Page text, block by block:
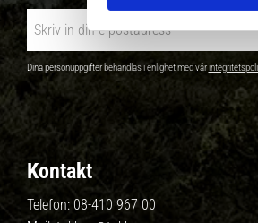
e
s
v
a
Dina personuppgifter behandlas i enlighet med vår
Kontakt
Telefon: 08-410 967 00